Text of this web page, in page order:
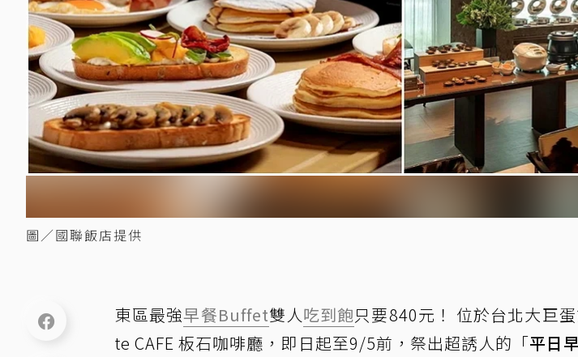
圖／國聯飯店提供
東區最強早餐Buffet雙人吃到飽只要840元！ 位於台北大巨
te CAFE 板石咖啡廳，即日起至9/5前，祭出超誘人的「平日